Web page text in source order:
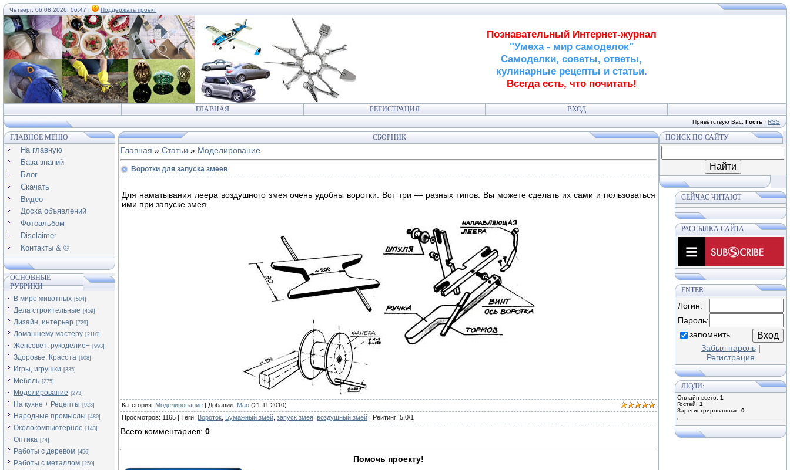
Четверг, 06.08.2026, 06:47 | Поддержать проект
Познавательный Интернет-журнал
"Умеха - мир самоделок"
Самоделки, советы, ответы,
кулинарные рецепты и статьи.
Всегда есть, что почитать!
ГЛАВНАЯ РЕГИСТРАЦИЯ ВХОД
Приветствую Вас Гость · RSS
ГЛАВНОЕ МЕНЮ
На главную
База знаний
Блог
Скачать
Видео
Доска объявлений
Фотоальбом
Disclaimer
Контакты & ©
ОСНОВНЫЕ
РУБРИКИ
В мире животных [504]
Дела строительные [459]
Дизайн, интерьер [729]
Домашнему мастеру [2110]
Женсовет: рукоделие+ [993]
Здоровье, Красота [608]
Игры, игрушки [335]
Мебель [275]
Моделирование [273]
На кухне + Рецепты [928]
Народные промыслы [480]
Околокомпьютерное [143]
Оптика [74]
Работы с деревом [456]
Работы с металлом [250]
СБОРНИК
Главная » Статьи » Моделирование
Воротки для запуска змеев
Для наматывания леера воздушного змея очень удобны воротки. Вот три — разных типов. Вы можете сделать их сами и пользоваться
ими при запуске змея.
Категория: Моделирование | Добавил: Mao (21.11.2010)
Просмотров: 1165 | Теги: Вороток Бумажный змей запуск змея воздушный змей | Рейтинг: 5.0/1
Всего комментариев: 0
Помочь проекту!
ПОИСК ПО САЙТУ
СЕЙЧАС ЧИТАЮТ
РАССЫЛКА САЙТА
ENTER
Логин:
Пароль:
запомнить
Забыл пароль|
Регистрация
ЛЮДИ:
Онлайн всего: 1
Гостей: 1
Зарегистрированных: 0